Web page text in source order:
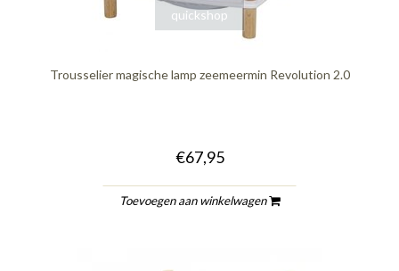
quickshop
Trousselier magische lamp zeemeermin Revolution 2.0
€67,95
Toevoegen aan winkelwagen